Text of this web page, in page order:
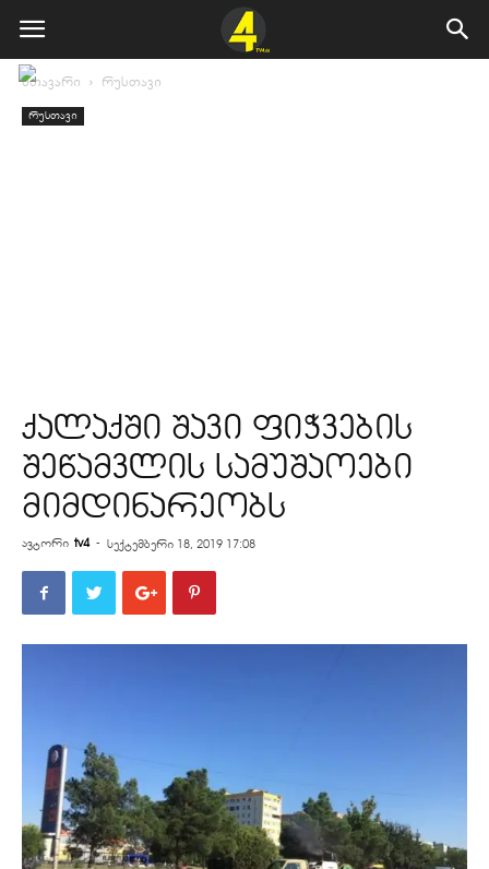
მთავარი რუსთავი
რუსთავი
ქალაქში შავი ფიჭვების
შეწამვლის სამუშაოები
მიმდინარეობს
ავტორი tv4 - სექტემბერი 18, 2019 17:08